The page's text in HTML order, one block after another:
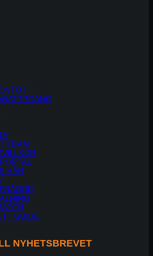
TEAM
HÄR
GUIDE
NYHETSBREVET